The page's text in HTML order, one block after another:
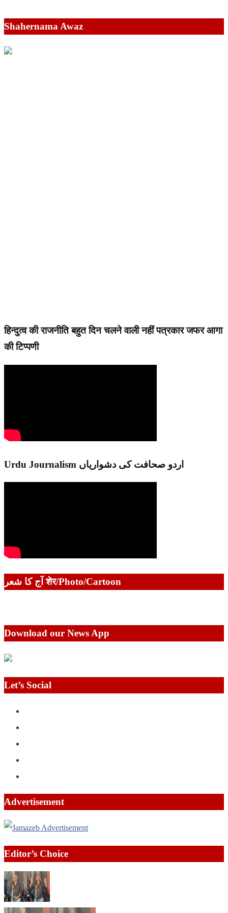
Shahernama Awaz
हिन्दुत्व की राजनीति बहुत दिन चलने वाली नहीं पत्रकार जफर आगा
की टिप्पणी
Urdu Journalism اردو صحافت کی دشواریاں
آج کا شعر शेर/Photo/Cartoon
Download our News App
Let’s Social
Advertisement
Editor’s Choice